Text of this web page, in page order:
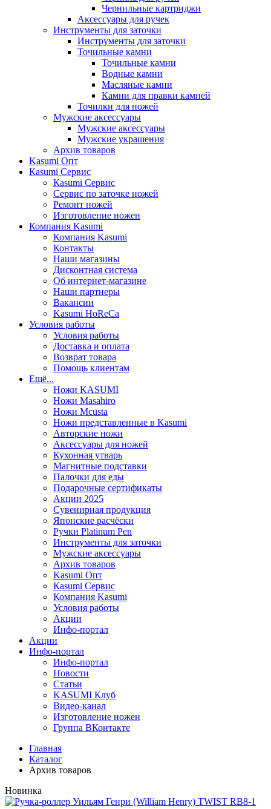
Чернильные картриджи
Аксессуары для ручек
Инструменты для заточки
Инструменты для заточки
Точильные камни
Точильные камни
Водные камни
Масляные камни
Камни для правки камней
Точилки для ножей
Мужские аксессуары
Мужские аксессуары
Мужские украшения
Архив товаров
Kasumi Опт
Кasumi Сервис
Кasumi Сервис
Сервис по заточке ножей
Ремонт ножей
Изготовление ножен
Компания Kasumi
Компания Kasumi
Контакты
Наши магазины
Дисконтная система
Об интернет-магазине
Наши партнеры
Вакансии
Kasumi HoReCa
Условия работы
Условия работы
Доставка и оплата
Возврат товара
Помощь клиентам
Ещё...
Ножи KASUMI
Ножи Masahiro
Ножи Mcusta
Ножи представленные в Kasumi
Авторские ножи
Аксессуары для ножей
Кухонная утварь
Магнитные подставки
Палочки для еды
Подарочные сертификаты
Акции 2025
Сувенирная продукция
Японские расчёски
Ручки Platinum Pen
Инструменты для заточки
Мужские аксессуары
Архив товаров
Kasumi Опт
Кasumi Сервис
Компания Kasumi
Условия работы
Акции
Инфо-портал
Акции
Инфо-портал
Инфо-портал
Новости
Статьи
KASUMI Клуб
Видео-канал
Изготовление ножен
Группа ВКонтакте
Главная
Каталог
Архив товаров
Новинка